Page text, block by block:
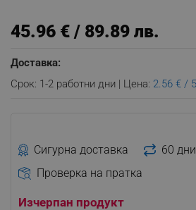
45.96 € / 89.89 лв.
Доставка:
Срок: 1-2 работни дни | Цена: 2.56 € /
Сигурна доставка
60
Проверка на пратка
Изчерпан продукт